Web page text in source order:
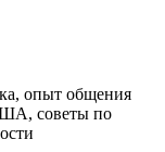
опыт общения
советы по